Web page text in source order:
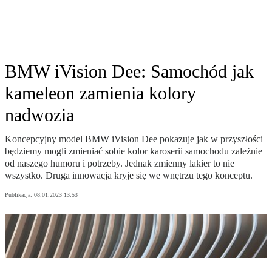
BMW iVision Dee: Samochód jak
kameleon zamienia kolory
nadwozia
Koncepcyjny model BMW iVision Dee pokazuje jak w przyszłości
będziemy mogli zmieniać sobie kolor karoserii samochodu zależnie
od naszego humoru i potrzeby. Jednak zmienny lakier to nie
wszystko. Druga innowacja kryje się we wnętrzu tego konceptu.
Publikacja: 08.01.2023 13:53